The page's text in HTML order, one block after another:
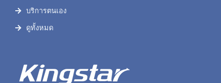
บริการตนเอง
ดูทั้งหมด